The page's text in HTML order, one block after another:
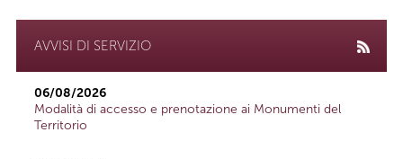
AVVISI DI SERVIZIO
06/08/2026
Modalità di accesso e prenotazione ai Monumenti del
Territorio